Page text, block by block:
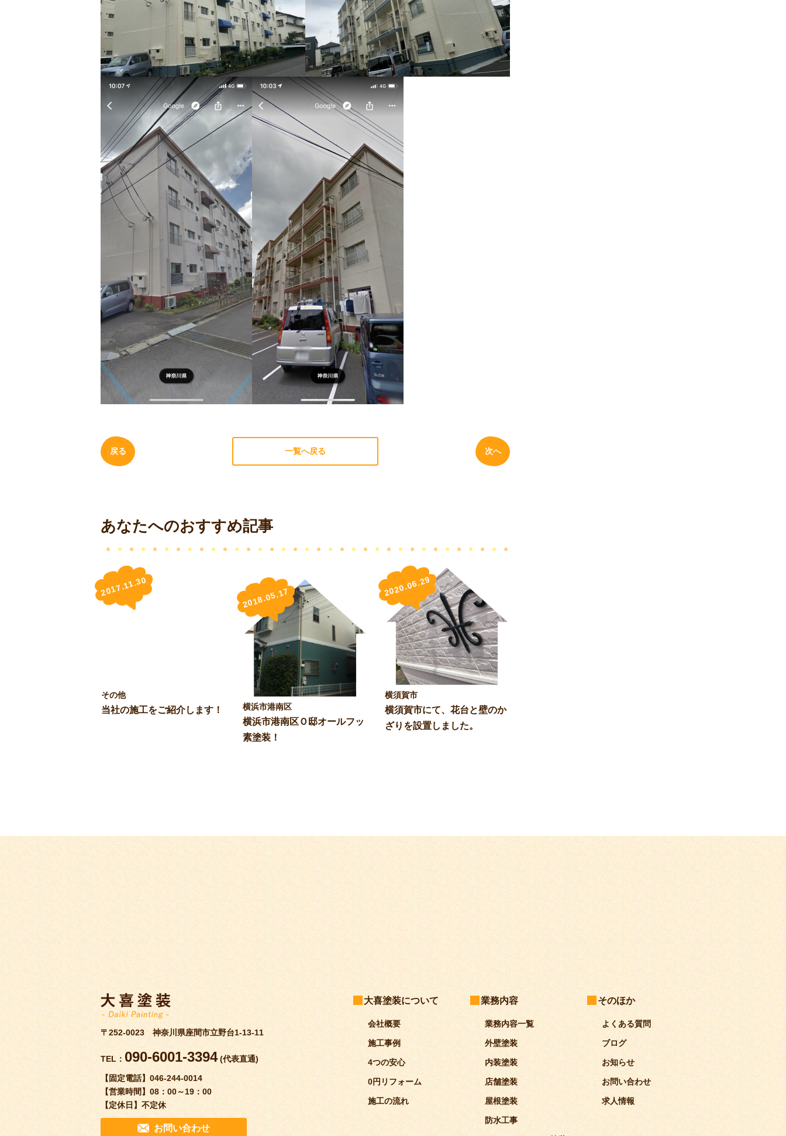
戻る 一覧へ戻る 次へ
あなたへのおすすめ記事
2017.11.30
その他
当社の施工をご紹介します！
2018.05.17
横浜市港南区
横浜市港南区Ｏ邸オールフッ
素塗装！
2020.06.29
横須賀市
横須賀市にて、花台と壁のか
ざりを設置しました。
〒252-0023 神奈川県座間市立野台1-13-11
TEL：090-6001-3394(代表直通)
【固定電話】 046-244-0014
【営業時間】 08：00～19：00
【定休日】 不定休
お問い合わせ
大喜塗装について
会社概要
施工事例
4つの安心
0円リフォーム
施工の流れ
業務内容
業務内容一覧
外壁塗装
内装塗装
店舗塗装
屋根塗装
防水工事
そのほか
よくある質問
ブログ
お知らせ
お問い合わせ
求人情報